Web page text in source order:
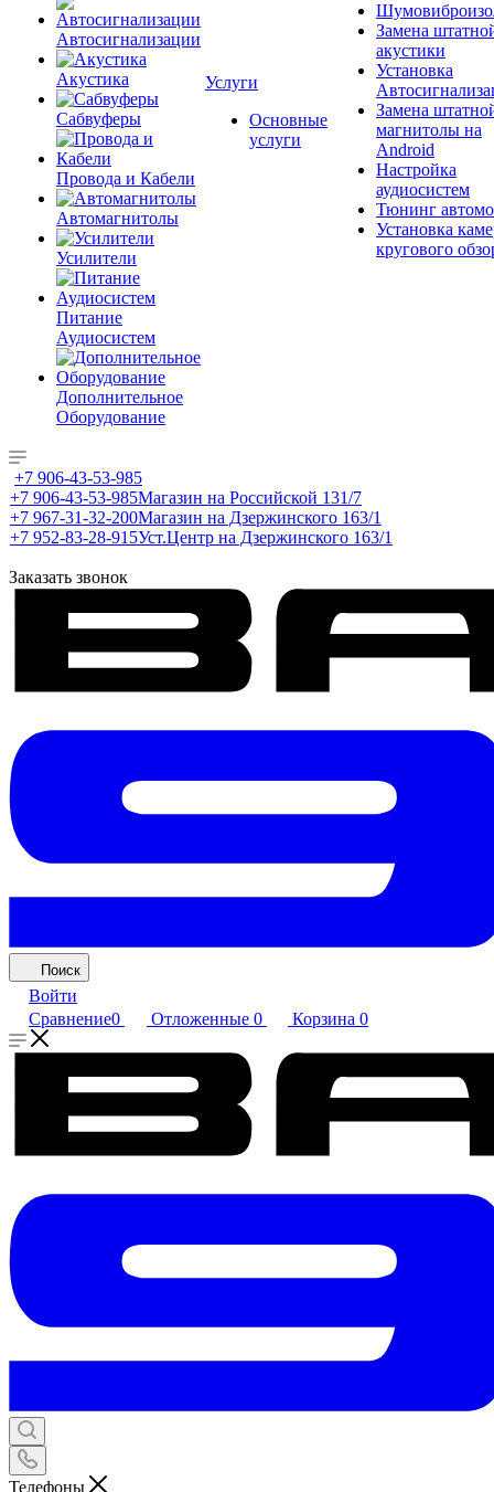
Автосигнализации
Акустика
Сабвуферы
Провода и Кабели
Автомагнитолы
Усилители
Питание
Аудиосистем
Дополнительное
Оборудование
Услуги
Основные
услуги
Замена
акустики
Установка
Замена
магнитолы на
Android
Настройка
аудиосистем
Тюнинг
Установка
кругового
+7 906-43-53-985
+7 906-43-53-985Магазин на Российской 131/7
+7 967-31-32-200Магазин на Дзержинского 163/1
+7 952-83-28-915Уст.Центр на Дзержинского 163/1
Заказать звонок
Поиск
Войти
Сравнение0 Отложенные 0 Корзина 0
Телефоны